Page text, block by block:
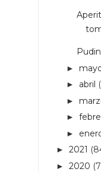
►
► abril
►
►
►
► 2021
► 2020